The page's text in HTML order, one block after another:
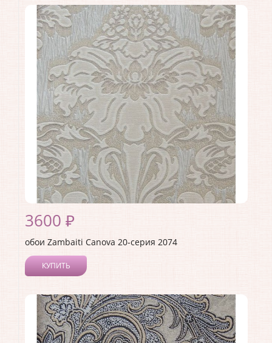
Коллекция:Canova 20-серия
Длина рулона:10
Ширина рулона: 0.7
Материал покрытия:Виниловое
Страна:Италия
Материал основы:Бумага
Раппорт:<>
3600 ₽
обои Zambaiti Canova 20-серия 2074
КУПИТЬ
Коллекция:Canova 20-серия
Длина рулона:10
Ширина рулона:0.7
Материал покрытия:Виниловое